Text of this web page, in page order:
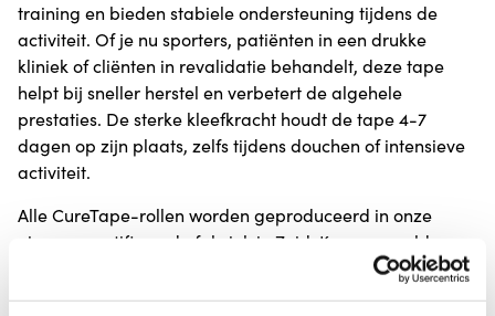
training en bieden stabiele ondersteuning tijdens de
activiteit. Of je nu sporters, patiënten in een drukke
kliniek of cliënten in revalidatie behandelt, deze tape
helpt bij sneller herstel en verbetert de algehele
prestaties. De sterke kleefkracht houdt de tape 4-7
dagen op zijn plaats, zelfs tijdens douchen of intensieve
activiteit.
Alle CureTape-rollen worden geproduceerd in onze
eigen gecertificeerde fabriek in Zuid-Korea en voldoen
aan de Europese MDR-wetgeving. Dus als je een van